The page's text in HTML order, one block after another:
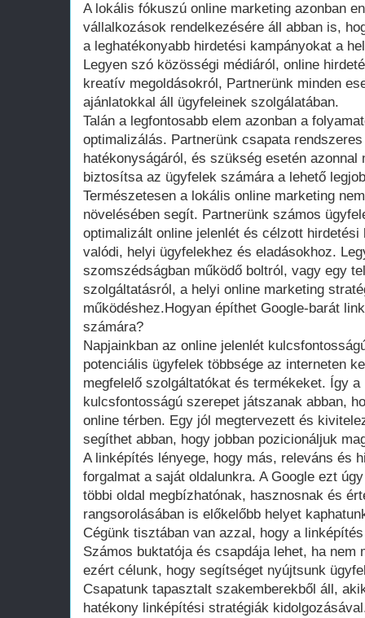
A lokális fókuszú online marketing azonban
vállalkozások rendelkezésére áll abban is,
a leghatékonyabb hirdetési kampányokat a
Legyen szó közösségi médiáról, online
kreatív megoldásokról, Partnerünk minden
ajánlatokkal áll ügyfeleinek szolgálatában.
Talán a legfontosabb elem azonban a
optimalizálás. Partnerünk csapata
hatékonyságáról, és szükség esetén
biztosítsa az ügyfelek számára a lehető
Természetesen a lokális online marketing
növelésében segít. Partnerünk számos
optimalizált online jelenlét és célzott
valódi, helyi ügyfelekhez és eladásokhoz.
szomszédságban működő boltról, vagy egy
szolgáltatásról, a helyi online marketing
működéshez.Hogyan építhet Google-barát
számára?
Napjainkban az online jelenlét
potenciális ügyfelek többsége az interneten
megfelelő szolgáltatókat és termékeket. Így
kulcsfontosságú szerepet játszanak abban,
online térben. Egy jól megtervezett és
segíthet abban, hogy jobban pozicionáljuk
A linképítés lényege, hogy más, releváns és
forgalmat a saját oldalunkra. A Google ezt
többi oldal megbízhatónak, hasznosnak és
rangsorolásában is előkelőbb helyet
Cégünk tisztában van azzal, hogy a
Számos buktatója és csapdája lehet, ha nem
ezért célunk, hogy segítséget nyújtsunk
Csapatunk tapasztalt szakemberekből áll,
hatékony linképítési stratégiák